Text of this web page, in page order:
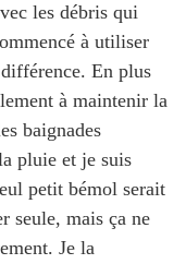
les débris qui
à utiliser
En plus
à maintenir la
baignades
pluie et je suis
petit bémol serait
seule, mais ça ne
Je la